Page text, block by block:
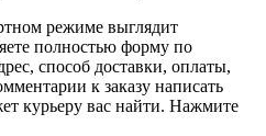
режиме выглядит
полностью форму по
способ доставки, оплаты,
к заказу написать
курьеру вас найти. Нажмите